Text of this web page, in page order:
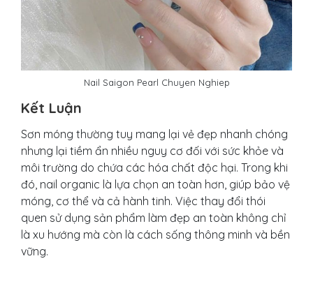
Nail Saigon Pearl Chuyen Nghiep
Kết Luận
Sơn móng thường tuy mang lại vẻ đẹp nhanh chóng
nhưng lại tiềm ẩn nhiều nguy cơ đối với sức khỏe và
môi trường do chứa các hóa chất độc hại. Trong khi
đó, nail organic là lựa chọn an toàn hơn, giúp bảo vệ
móng, cơ thể và cả hành tinh. Việc thay đổi thói
quen sử dụng sản phẩm làm đẹp an toàn không chỉ
là xu hướng mà còn là cách sống thông minh và bền
vững.